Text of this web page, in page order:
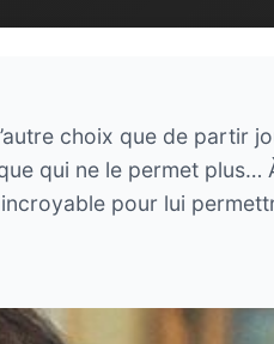
choix que de partir
qui ne le permet plus…
incroyable pour lui